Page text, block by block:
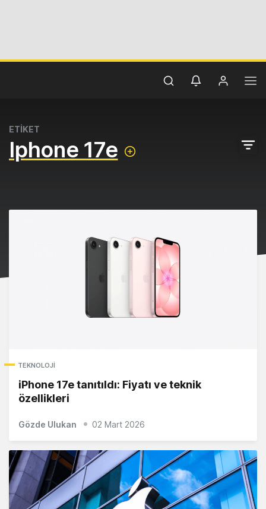
ETİKET
Iphone 17e
TEKNOLOJI
iPhone 17e tanıtıldı: Fiyatı ve teknik
özellikleri
Gözde Ulukan 02 Mart 2026